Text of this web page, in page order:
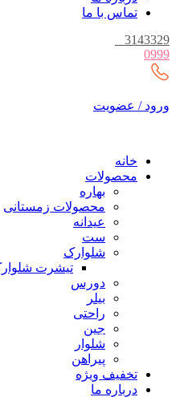
تماس با ما
3143329
0999
ورود / عضویت
خانه
محصولات
بهاره
محصولات زمستانی
عیدانه
ست
شلوارک
تیشرت
دورس
بیلر
راحتی
جین
شلوار
پیراهن
تخفیف ویژه
درباره ما